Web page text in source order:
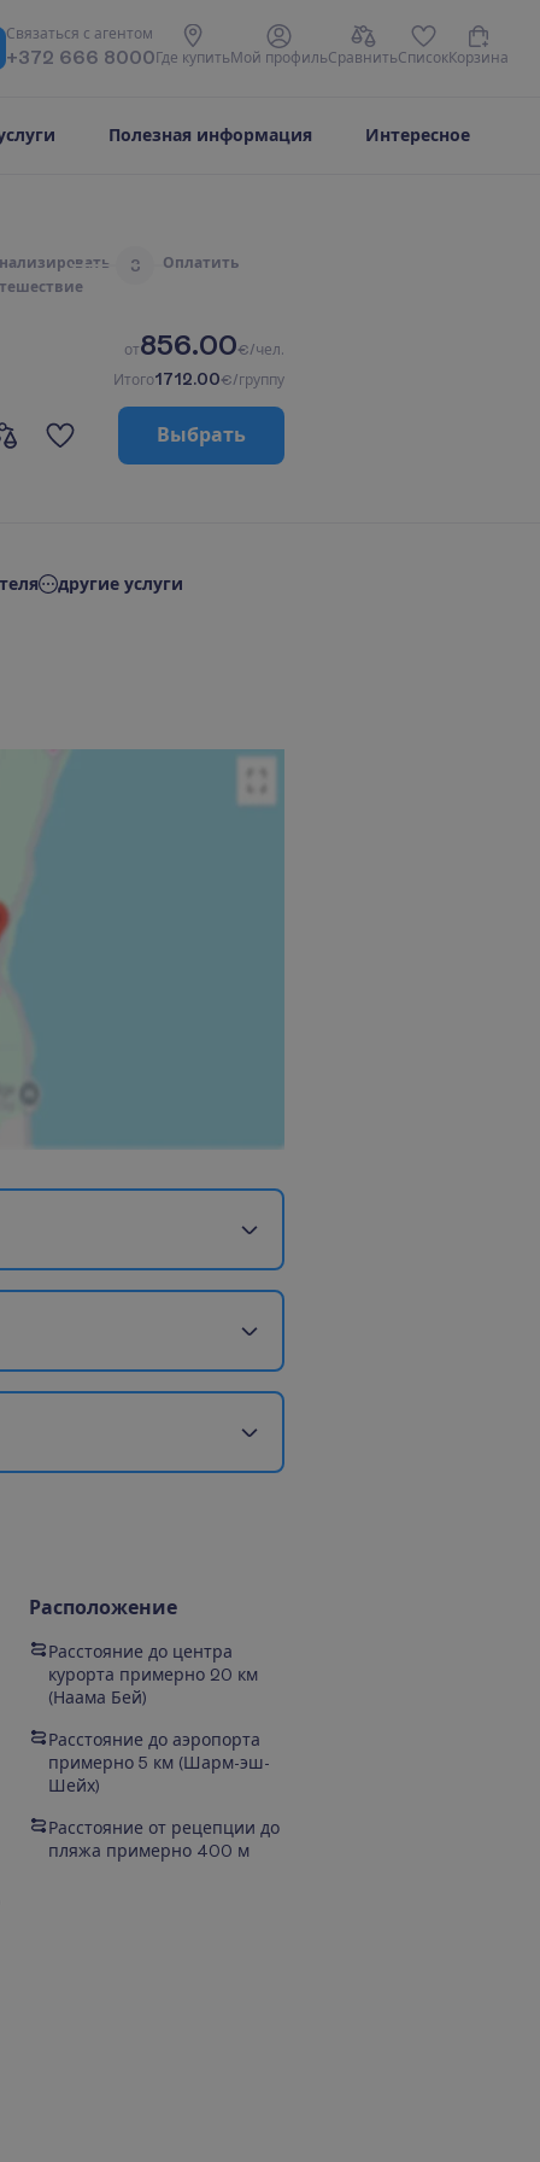
Связаться с агентом
+372 666 8000 Где купить М ой профильСравнитьСписокКорзина
Полезная информация Интересное
ализировать
ешествие
3 Оплатить
от856.00€/чел.
Итого1712.00€/группу
Выбрать
другие услуги
Расположение
Расстояние до центра
курорта примерно 20 км
(Наама Бей)
Расстояние до аэропорта
примерно 5 км (Шарм-эш-
Шейх)
Расстояние от рецепции до
пляжа примерно 400 м